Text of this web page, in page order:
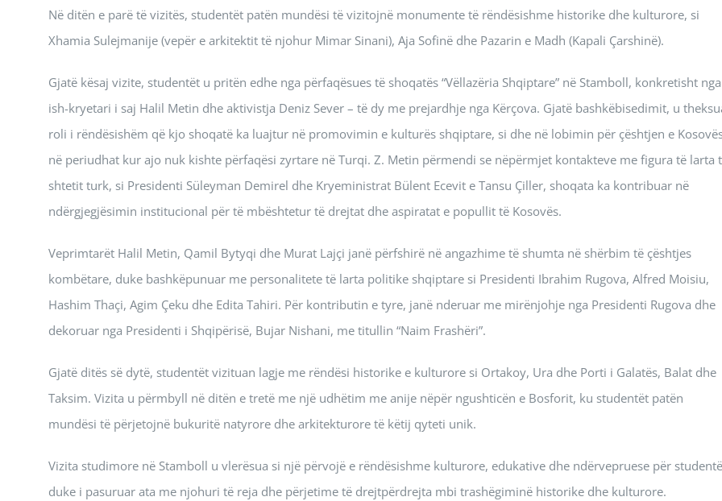
Në ditën e parë të vizitës, studentët patën mundësi të vizitojnë monumente të rëndësishme historike dhe kulturore, si
Xhamia Sulejmanije (vepër e arkitektit të njohur Mimar Sinani), Aja Sofinë dhe Pazarin e Madh (Kapali Çarshinë).
Gjatë kësaj vizite, studentët u pritën edhe nga përfaqësues të shoqatës “Vëllazëria Shqiptare” në Stamboll, konkretisht nga
ish-kryetari i saj Halil Metin dhe aktivistja Deniz Sever – të dy me prejardhje nga Kërçova. Gjatë bashkëbisedimit, u
roli i rëndësishëm që kjo shoqatë ka luajtur në promovimin e kulturës shqiptare, si dhe në lobimin për çështjen e
në periudhat kur ajo nuk kishte përfaqësi zyrtare në Turqi. Z. Metin përmendi se nëpërmjet kontakteve me figura të larta
shtetit turk, si Presidenti Süleyman Demirel dhe Kryeministrat Bülent Ecevit e Tansu Çiller, shoqata ka kontribuar në
ndërgjegjësimin institucional për të mbështetur të drejtat dhe aspiratat e popullit të Kosovës.
Veprimtarët Halil Metin, Qamil Bytyqi dhe Murat Lajçi janë përfshirë në angazhime të shumta në shërbim të çështjes
kombëtare, duke bashkëpunuar me personalitete të larta politike shqiptare si Presidenti Ibrahim Rugova, Alfred Moisiu,
Hashim Thaçi, Agim Çeku dhe Edita Tahiri. Për kontributin e tyre, janë nderuar me mirënjohje nga Presidenti Rugova dhe
dekoruar nga Presidenti i Shqipërisë, Bujar Nishani, me titullin “Naim Frashëri”.
Gjatë ditës së dytë, studentët vizituan lagje me rëndësi historike e kulturore si Ortakoy, Ura dhe Porti i Galatës, Balat dhe
Taksim. Vizita u përmbyll në ditën e tretë me një udhëtim me anije nëpër ngushticën e Bosforit, ku studentët patën
mundësi të përjetojnë bukuritë natyrore dhe arkitekturore të këtij qyteti unik.
Vizita studimore në Stamboll u vlerësua si një përvojë e rëndësishme kulturore, edukative dhe ndërvepruese për
duke i pasuruar ata me njohuri të reja dhe përjetime të drejtpërdrejta mbi trashëgiminë historike dhe kulturore.